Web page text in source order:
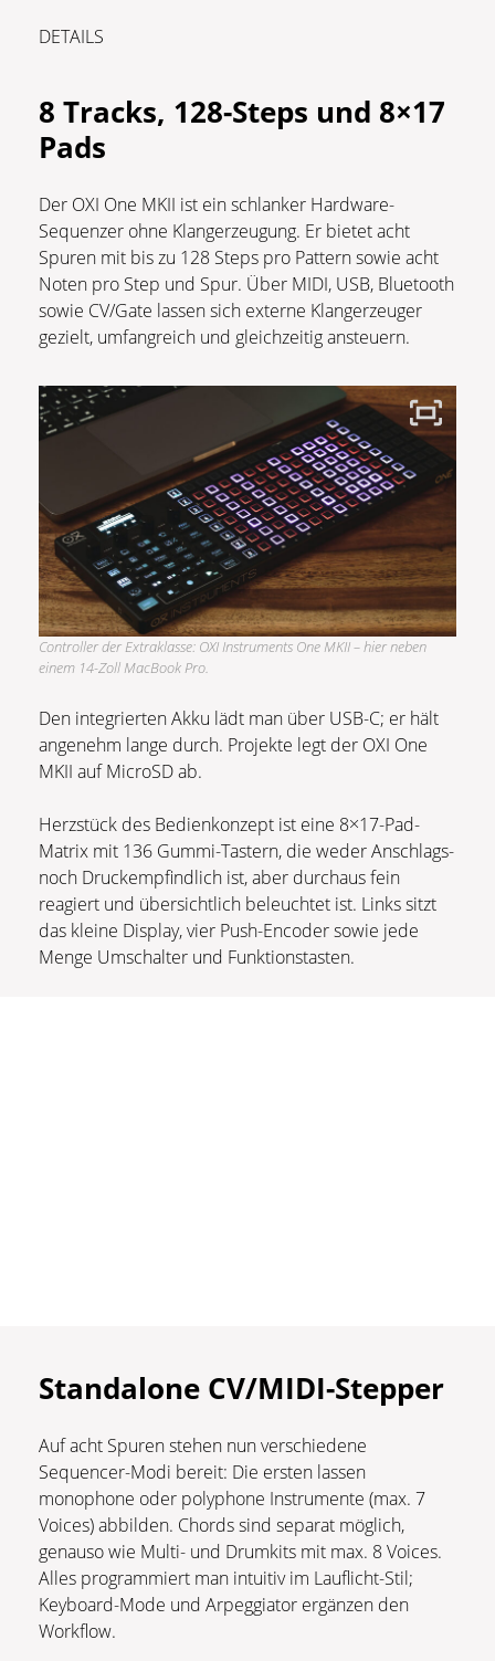
DETAILS
8 Tracks, 128-Steps und 8×17
Pads
Der OXI One MKII ist ein schlanker Hardware-
Sequenzer ohne Klangerzeugung. Er bietet acht
Spuren mit bis zu 128 Steps pro Pattern sowie acht
Noten pro Step und Spur. Über MIDI, USB, Bluetooth
sowie CV/Gate lassen sich externe Klangerzeuger
gezielt, umfangreich und gleichzeitig ansteuern.
Controller der Extraklasse: OXI Instruments One MKII – hier neben
einem 14-Zoll MacBook Pro.
Den integrierten Akku lädt man über USB-C; er hält
angenehm lange durch. Projekte legt der OXI One
MKII auf MicroSD ab.
Herzstück des Bedienkonzept ist eine 8×17-Pad-
Matrix mit 136 Gummi-Tastern, die weder Anschlags-
noch Druckempfindlich ist, aber durchaus fein
reagiert und übersichtlich beleuchtet ist. Links sitzt
das kleine Display, vier Push-Encoder sowie jede
Menge Umschalter und Funktionstasten.
Standalone CV/MIDI-Stepper
Auf acht Spuren stehen nun verschiedene
Sequencer-Modi bereit: Die ersten lassen
monophone oder polyphone Instrumente (max. 7
Voices) abbilden. Chords sind separat möglich,
genauso wie Multi- und Drumkits mit max. 8 Voices.
Alles programmiert man intuitiv im Lauflicht-Stil;
Keyboard-Mode und Arpeggiator ergänzen den
Workflow.